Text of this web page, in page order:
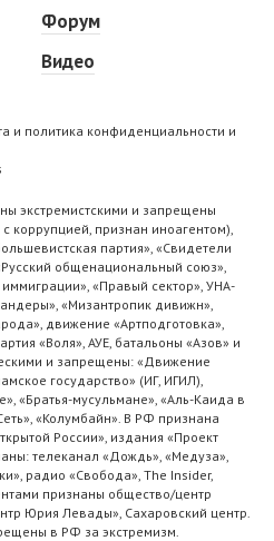
Форум
Видео
и политика конфиденциальности и
экстремистскими и запрещены
признан иноагентом),
партия», «Свидетели
общенациональный союз»,
«Правый сектор», УНА-
«Мизантропик дивижн»,
движение «Артподготовка»,
«Воля», АУЕ, батальоны «Азов» и
и запрещены: «Движение
государство» (ИГ, ИГИЛ),
«Братья-мусульмане», «Аль-Каида в
«Колумбайн». В РФ признана
России», издания «Проект
телеканал «Дождь», «Медуза»,
радио «Свобода», The Insider,
признаны общество/центр
Юрия Левады», Сахаровский центр.
в РФ за экстремизм.